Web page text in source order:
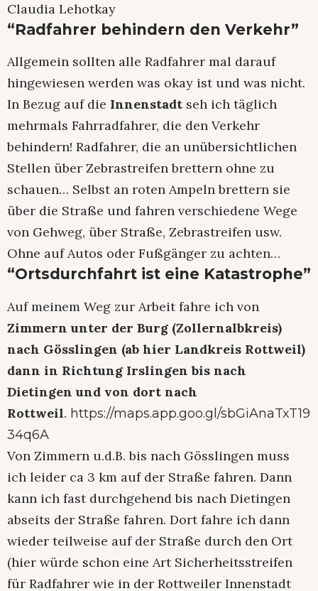
Claudia Lehotkay
“Radfahrer behindern den Verkehr”
Allgemein sollten alle Radfahrer mal darauf
hingewiesen werden was okay ist und was nicht.
In Bezug auf die Innenstadt seh ich täglich
mehrmals Fahrradfahrer, die den Verkehr
behindern! Radfahrer, die an unübersichtlichen
Stellen über Zebrastreifen brettern ohne zu
schauen… Selbst an roten Ampeln brettern sie
über die Straße und fahren verschiedene Wege
von Gehweg, über Straße, Zebrastreifen usw.
Ohne auf Autos oder Fußgänger zu achten…
“Ortsdurchfahrt ist eine Katastrophe”
Auf meinem Weg zur Arbeit fahre ich von
Zimmern unter der Burg (Zollernalbkreis)
nach Gösslingen (ab hier Landkreis Rottweil)
dann in Richtung Irslingen bis nach
Dietingen und von dort nach
Rottweil. https://maps.app.goo.gl/sbGiAnaTxT19
34q6A
Von Zimmern u.d.B. bis nach Gösslingen muss
ich leider ca 3 km auf der Straße fahren. Dann
kann ich fast durchgehend bis nach Dietingen
abseits der Straße fahren. Dort fahre ich dann
wieder teilweise auf der Straße durch den Ort
(hier würde schon eine Art Sicherheitsstreifen
für Radfahrer wie in der Rottweiler Innenstadt